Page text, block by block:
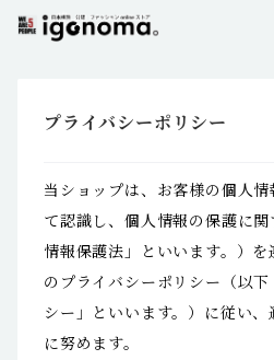
プライバシーポリシー
当ショップは、お客様の個人
て認識し、個人情報の保護に
情報保護法」といいます。）
のプライバシーポリシー（以下
シー」といいます。）に従い
に努めます。